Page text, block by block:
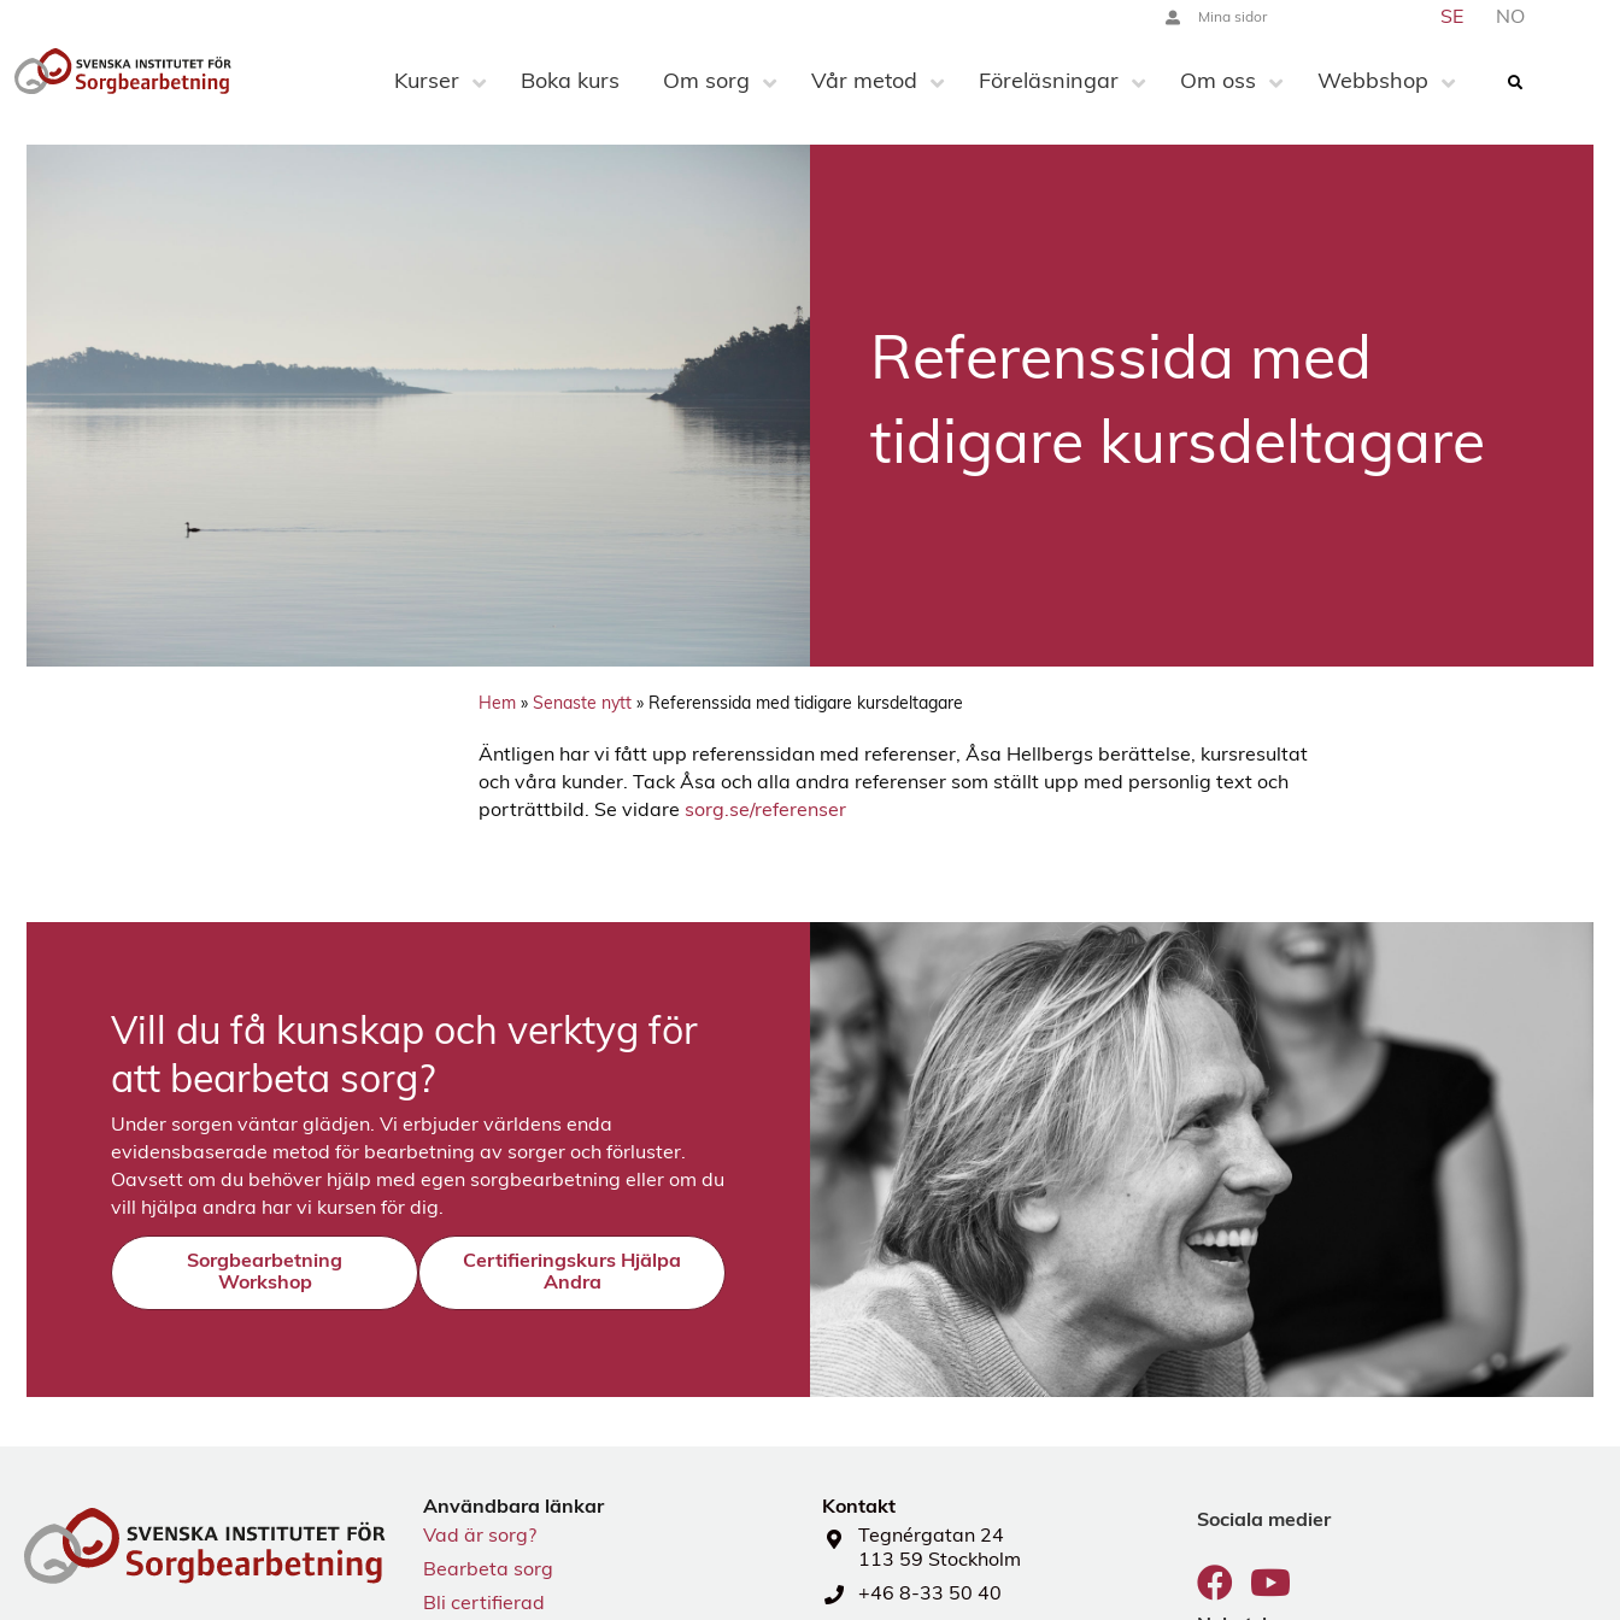
Mina sidor SE NO
Kurser Boka kurs Om sorg Vår metod Föreläsningar Om oss Webbshop
Referenssida med
tidigare kursdeltagare
Hem» Senaste nytt» Referenssida med tidigare kursdeltagare
Äntligen har vi fått upp referenssidan med referenser, Åsa Hellbergs berättelse, kursresultat
och våra kunder. Tack Åsa och alla andra referenser som ställt upp med personlig text och
porträttbild. Se vidare sorg.se/referenser
Vill du få kunskap och verktyg för
att bearbeta sorg?
Under sorgen väntar glädjen. Vi erbjuder världens enda
evidensbaserade metod för bearbetning av sorger och förluster.
Oavsett om du behöver hjälp med egen sorgbearbetning eller om du
vill hjälpa andra har vi kursen för dig.
Sorgbearbetning
Workshop
Certifieringskurs Hjälpa
Andra
Användbara länkar
Vad är sorg?
Bearbeta sorg
Bli certifierad
Kontakt
Tegnérgatan 24
113 59 Stockholm
+46 8-33 50 40
Sociala medier